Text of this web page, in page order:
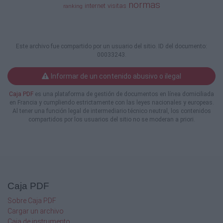
pretenden engañar a los algoritmos
dos. Entre unas y otras supongo que podríamos
hablar de algunos grey-hat, de intensidad variable.
más puras prácticas del diseño web. Me vienen
algunos ejemplos a la cabeza (hablando
de sombreros nunca mejor dicho), pero todos se
pueden detectar de una forma bastante fácil:
– El famoso texto invisible: fuente de color blanco
sobre un fondo blanco (os prometo que a día de hoy
maldad está la de usar una fuente
es fácil de detectar.
– La repetición de palabras clave en el title de la
ranking internet visitas normas
Este archivo fue compartido por un usuario del sitio. ID del documento:
00033243.
Informar de un contenido abusivo o ilegal
Caja PDF es una plataforma de gestión de documentos en línea domiciliada
en Francia y cumpliendo estrictamente con las leyes nacionales y europeas.
Al tener una función legal de intermediario técnico neutral, los contenidos
compartidos por los usuarios del sitio no se moderan a priori.
Caja PDF
Sobre Caja PDF
Cargar un archivo